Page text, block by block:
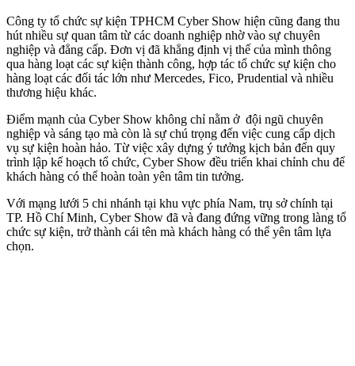
Công ty tổ chức sự kiện TPHCM Cyber Show hiện cũng đang thu
hút nhiều sự quan tâm từ các doanh nghiệp nhờ vào sự chuyên
nghiệp và đẳng cấp. Đơn vị đã khẳng định vị thế của mình thông
qua hàng loạt các sự kiện thành công, hợp tác tổ chức sự kiện cho
hàng loạt các đối tác lớn như Mercedes, Fico, Prudential và nhiều
thương hiệu khác.
Điểm mạnh của Cyber Show không chỉ nằm ở đội ngũ chuyên
nghiệp và sáng tạo mà còn là sự chú trọng đến việc cung cấp dịch
vụ sự kiện hoàn hảo. Từ việc xây dựng ý tưởng kịch bản đến quy
trình lập kế hoạch tổ chức, Cyber Show đều triển khai chỉnh chu để
khách hàng có thể hoàn toàn yên tâm tin tưởng.
Với mạng lưới 5 chi nhánh tại khu vực phía Nam, trụ sở chính tại
TP. Hồ Chí Minh, Cyber Show đã và đang đứng vững trong làng tổ
chức sự kiện, trở thành cái tên mà khách hàng có thể yên tâm lựa
chọn.